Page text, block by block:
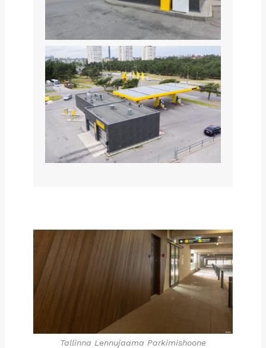
Tallinna Lennujaama Parkimishoone